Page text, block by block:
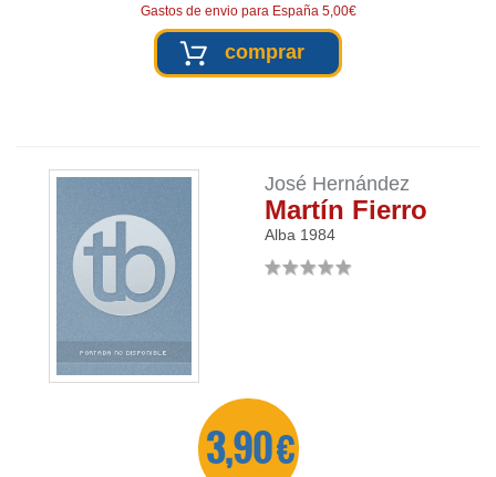
Gastos de envio para España 5,00€
comprar
José Hernández
Martín Fierro
Alba 1984
3,90 €